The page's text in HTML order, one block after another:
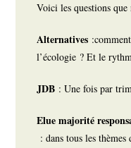
Voici les questions que
Alternatives
l’écologie ? Et le
JDB : Une fois par
Elue majorité
: dans tous les